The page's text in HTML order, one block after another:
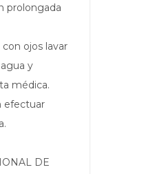
prolongada
ojos lavar
y
médica.
efectuar
DE